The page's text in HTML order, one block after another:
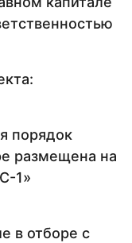
порядок
размещена на
1»
в отборе с